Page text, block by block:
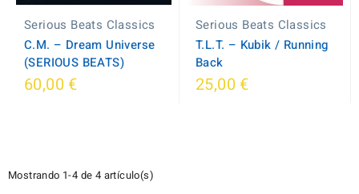
Serious Beats Classics
C.M. – Dream Universe
(SERIOUS BEATS)
60,00 €
Serious Beats Classics
T.L.T. – Kubik / Running
Back
25,00 €
Mostrando 1-4 de 4 artículo(s)